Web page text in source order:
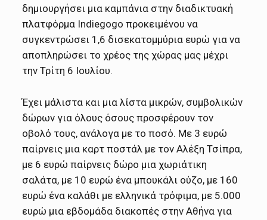
δημιουργήσει μια καμπάνια στην διαδικτυακή
πλατφόρμα Indiegogo προκειμένου να
συγκεντρώσει 1,6 δισεκατομμύρια ευρώ για να
αποπληρώσει το χρέος της χώρας μας μέχρι
την Τρίτη 6 Ιουλίου.
Έχει μάλιστα και μια λίστα μικρών, συμβολικών
δώρων για όλους όσους προσφέρουν τον
οβολό τους, ανάλογα με το ποσό. Με 3 ευρώ
παίρνεις μια καρτ ποστάλ με τον Αλέξη Τσίπρα,
με 6 ευρώ παίρνεις δώρο μια χωριάτικη
σαλάτα, με 10 ευρώ ένα μπουκάλι ούζο, με 160
ευρώ ένα καλάθι με ελληνικά τρόφιμα, με 5.000
ευρώ μια εβδομάδα διακοπές στην Αθήνα για